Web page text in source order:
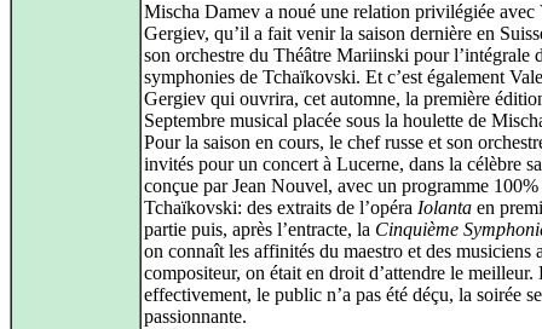
Mischa Damev a noué une relation privilégiée avec
Gergiev, qu’il a fait venir la saison dernière en
son orchestre du Théâtre Mariinski pour l’intégrale
symphonies de Tchaïkovski. Et c’est également
Gergiev qui ouvrira, cet automne, la première
Septembre musical placée sous la houlette de
Pour la saison en cours, le chef russe et son
invités pour un concert à Lucerne, dans la célèbre
conçue par Jean Nouvel, avec un programme 100%
Tchaïkovski: des extraits de l’opéra Iolanta en
partie puis, après l’entracte, la Cinquième
on connaît les affinités du maestro et des musiciens
compositeur, on était en droit d’attendre le meilleur.
effectivement, le public n’a pas été déçu, la soirée
passionnante.